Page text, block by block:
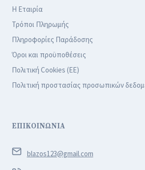
Η Εταιρία
Τρόποι Πληρωμής
Πληροφορίες Παράδοσης
Όροι και προϋποθέσεις
Πολιτική Cookies (ΕΕ)
Πολιτική προστασίας προσωπικών
ΕΠΙΚΟΙΝΩΝΙΑ
blazos123@gmail.com